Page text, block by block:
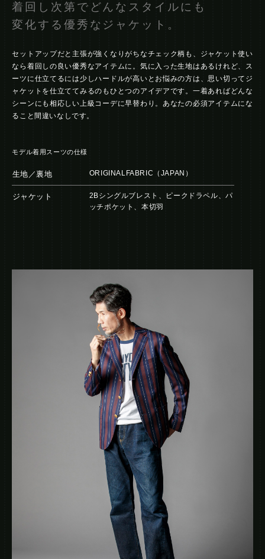
着回し次第でどんなスタイルにも
変化する優秀なジャケット。
セットアップだと主張が強くなりがちなチェック柄も、ジャケット使い
なら着回しの良い優秀なアイテムに。気に入った生地はあるけれど、ス
ーツに仕立てるには少しハードルが高いとお悩みの方は、思い切ってジ
ャケットを仕立ててみるのもひとつのアイデアです。一着あればどんな
シーンにも相応しい上級コーデに早替わり。あなたの必須アイテムにな
ること間違いなしです。
モデル着用スーツの仕様
生地／裏地 ORIGINALFABRIC（JAPAN）
ジャケット
2Bシングルブレスト、ピークドラペル、パ
ッチポケット、本切羽